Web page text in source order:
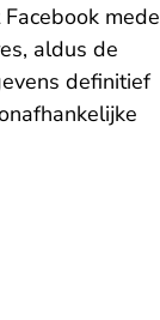
mede
aldus de
definitief